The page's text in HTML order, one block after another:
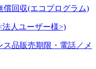
回収(エコプログラム)
人ユーザー様>)
品販売期限・電話／メ